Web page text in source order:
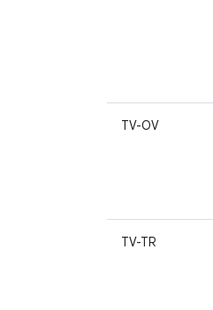
TV-OV
TV-TR